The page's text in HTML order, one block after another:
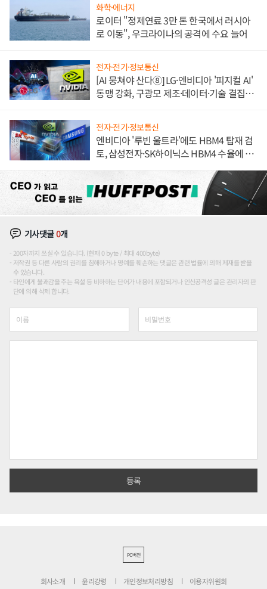
화학·에너지
로이터 "정제연료 3만 톤 한국에서 러시아
로 이동", 우크라이나의 공격에 수요 늘어
전자·전기·정보통신
[AI 뭉쳐야 산다⑧] LG·엔비디아 '피지컬 AI'
동맹 강화, 구광모 제조·데이터·기술 결집
전자·전기·정보통신
엔비디아 '루빈 울트라'에도 HBM4 탑재 검
토, 삼성전자·SK하이닉스 HBM4 수율에 주
기사댓글0개
200자까지 쓰실 수 있습니다. (현재 0 byte / 최대 400byte)
저작권 등 다른 사람의 권리를 침해하거나 명예를 훼손하는 댓글은 관련 법률에 의해 제재를 받을
수 있습니다.
타인에게 불쾌감을 주는 욕설 등 비하하는 단어가 내용에 포함되거나 인신공격성 글은 관리자의 판
단에 의해 삭제 합니다.
PC버전
회사소개 윤리강령 개인정보처리방침 이용자위원회